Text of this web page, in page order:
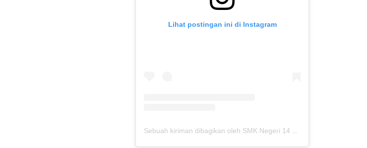
Lihat postingan ini di Instagram
Sebuah kiriman dibagikan oleh SMK Negeri 14 Kota Bekasi (@smkn14kotabekasi)